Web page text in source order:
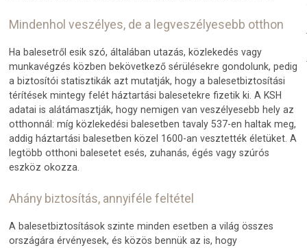
Mindenhol veszélyes, de a legveszélyesebb otthon
Ha balesetről esik szó, általában utazás, közlekedés vagy
munkavégzés közben bekövetkező sérülésekre gondolunk, pedig
a biztosítói statisztikák azt mutatják, hogy a balesetbiztosítási
térítések mintegy felét háztartási balesetekre fizetik ki. A KSH
adatai is alátámasztják, hogy nemigen van veszélyesebb hely az
otthonnál: míg közlekedési balesetben tavaly 537-en haltak meg,
addig háztartási balesetben közel 1600-an vesztették életüket. A
legtöbb otthoni balesetet esés, zuhanás, égés vagy szúrós
eszköz okozza.
Ahány biztosítás, annyiféle feltétel
A balesetbiztosítások szinte minden esetben a világ összes
országára érvényesek, és közös bennük az is, hogy